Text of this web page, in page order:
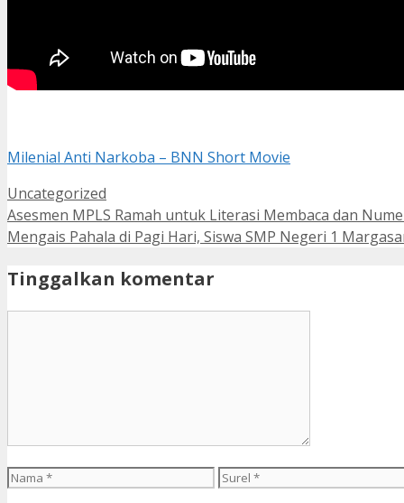
Milenial Anti Narkoba – BNN Short Movie
Kategori
Uncategorized
Asesmen MPLS Ramah untuk Literasi Membaca dan
Mengais Pahala di Pagi Hari, Siswa SMP Negeri 1
Tinggalkan komentar
Nama Surel